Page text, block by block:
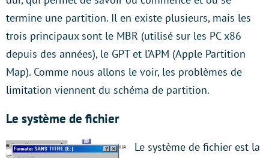
termine une partition. Il en existe plusieurs, mais les
trois principaux sont le MBR (utilisé sur les PC x86
depuis des années), le GPT et l’APM (Apple Partition
Map). Comme nous allons le voir, les problèmes de
limitation viennent du schéma de partition.
Le système de fichier
Le système de fichier est la